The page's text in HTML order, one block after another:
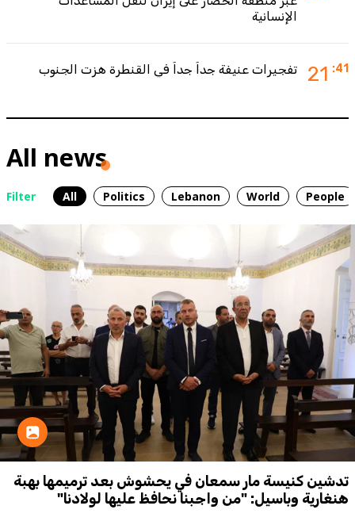
الإنسانية
21 :41 تفجيرات عنيفة جداً جداً في القنطرة هزت الجنوب
All news
Filter All Politics Lebanon World People
تدشين كنيسة مار سمعان في يحشوش بعد ترميمها بهبة
هنغارية وباسيل: "من واجبنا نحافظ عليها لولادنا"